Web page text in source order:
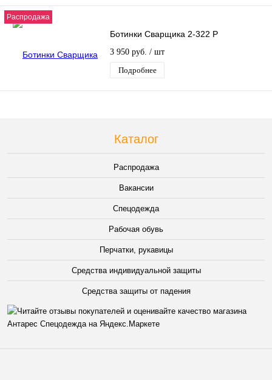
Распродажа
Ботинки Сварщика 2-322 Р
3 950 руб. / шт
Подробнее
Каталог
Распродажа
Вакансии
Спецодежда
Рабочая обувь
Перчатки, рукавицы
Средства индивидуальной защиты
Средства защиты от падения